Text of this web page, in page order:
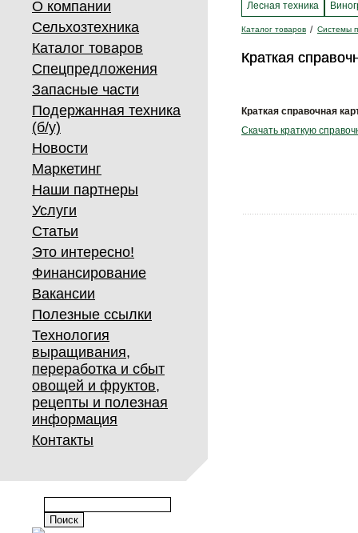
О компании
Сельхозтехника
Каталог товаров
Спецпредложения
Запасные части
Подержанная техника
(б/у)
Новости
Маркетинг
Наши партнеры
Услуги
Статьи
Это интересно!
Финансирование
Вакансии
Полезные ссылки
Технология
выращивания,
переработка и сбыт
овощей и фруктов,
рецепты и полезная
информация
Контакты
Лесная техника
Каталог товаров Системы
Краткая
Краткая
Краткая справочная
Скачать краткую